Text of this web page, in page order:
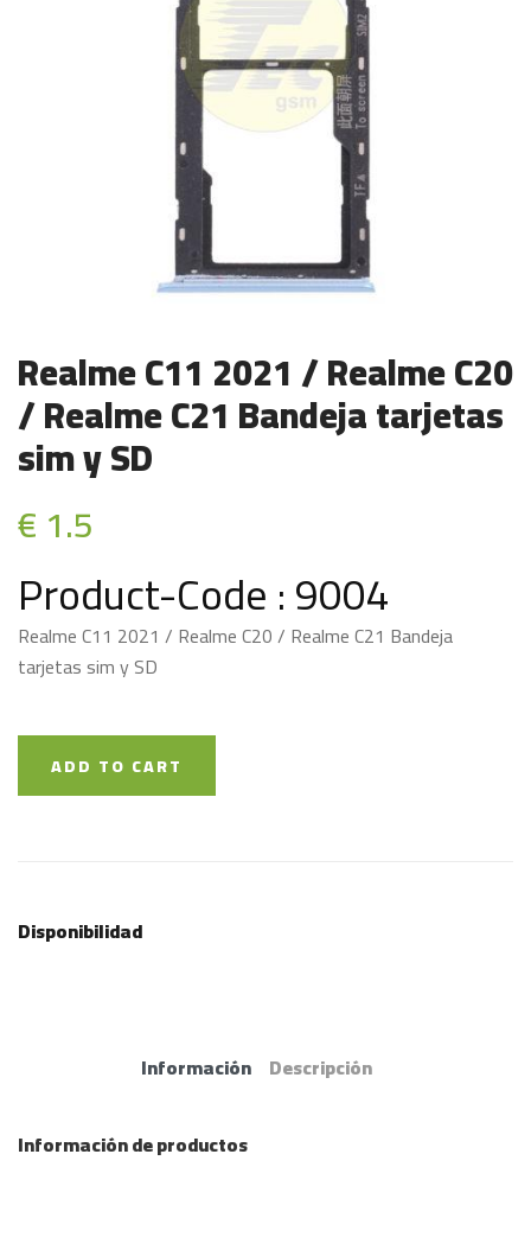
Realme C11 2021 / Realme C20
/ Realme C21 Bandeja tarjetas
sim y SD
€ 1.5
Product-Code : 9004
Realme C11 2021 / Realme C20 / Realme C21 Bandeja
tarjetas sim y SD
ADD TO CART
Disponibilidad
Información Descripción
Información de productos